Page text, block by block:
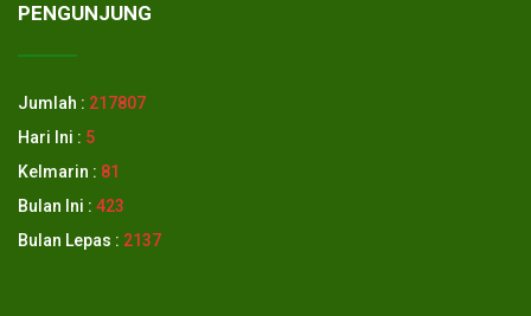
PENGUNJUNG
Jumlah : 217807
Hari Ini : 5
Kelmarin : 81
Bulan Ini : 423
Bulan Lepas : 2137